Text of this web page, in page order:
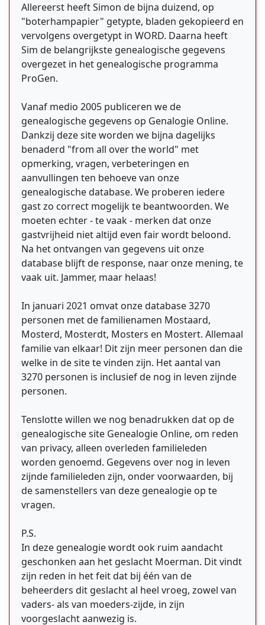
Allereerst heeft Simon de bijna duizend, op
"boterhampapier" getypte, bladen gekopieerd en
vervolgens overgetypt in WORD. Daarna heeft
Sim de belangrijkste genealogische gegevens
overgezet in het genealogische programma
ProGen.
Vanaf medio 2005 publiceren we de
genealogische gegevens op Genalogie Online.
Dankzij deze site worden we bijna dagelijks
benaderd "from all over the world" met
opmerking, vragen, verbeteringen en
aanvullingen ten behoeve van onze
genealogische database. We proberen iedere
gast zo correct mogelijk te beantwoorden. We
moeten echter - te vaak - merken dat onze
gastvrijheid niet altijd even fair wordt beloond.
Na het ontvangen van gegevens uit onze
database blijft de response, naar onze mening, te
vaak uit. Jammer, maar helaas!
In januari 2021 omvat onze database 3270
personen met de familienamen Mostaard,
Mosterd, Mosterdt, Mosters en Mostert. Allemaal
familie van elkaar! Dit zijn meer personen dan die
welke in de site te vinden zijn. Het aantal van
3270 personen is inclusief de nog in leven zijnde
personen.
Tenslotte willen we nog benadrukken dat op de
genealogische site Genealogie Online, om reden
van privacy, alleen overleden familieleden
worden genoemd. Gegevens over nog in leven
zijnde familieleden zijn, onder voorwaarden, bij
de samenstellers van deze genealogie op te
vragen.
P.S.
In deze genealogie wordt ook ruim aandacht
geschonken aan het geslacht Moerman. Dit vindt
zijn reden in het feit dat bij één van de
beheerders dit geslacht al heel vroeg, zowel van
vaders- als van moeders-zijde, in zijn
voorgeslacht aanwezig is.